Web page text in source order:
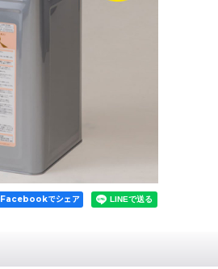
Facebookでシェア